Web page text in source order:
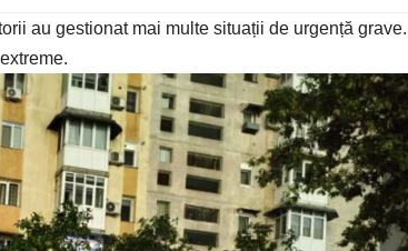
au gestionat mai multe situații de urgență grave.